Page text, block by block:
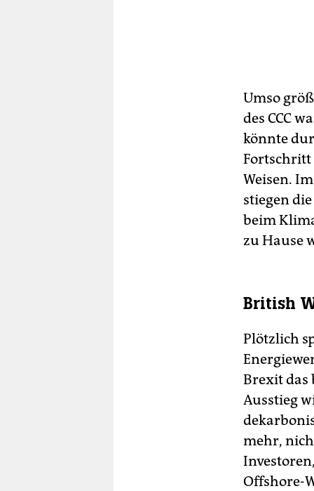
Umso
des CCC
könnte
Fortschritt
Weisen.
stiegen
beim
zu Hause
British
Plötzlich
Brexit das
Ausstieg
mehr,
Offshore-